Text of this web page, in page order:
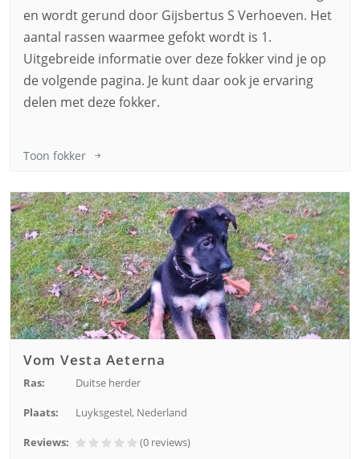
en wordt gerund door Gijsbertus S Verhoeven. Het
aantal rassen waarmee gefokt wordt is 1.
Uitgebreide informatie over deze fokker vind je op
de volgende pagina. Je kunt daar ook je ervaring
delen met deze fokker.
Toon fokker
Vom Vesta Aeterna
Ras: Duitse herder
Plaats: Luyksgestel, Nederland
Reviews: (0 reviews)